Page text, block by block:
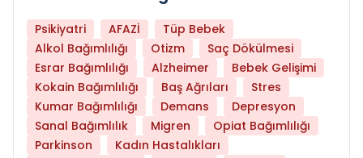
Psikiyatri AFAZİ
Tüp Bebek
Alkol Bağımlılığı
Otizm
Saç Dökülmesi
Esrar Bağımlılığı
Alzheimer
Bebek Gelişimi
Kokain Bağımlılığı
Baş Ağrıları
Stres
Kumar Bağımlılığı
Demans
Depresyon
Sanal Bağımlılık
Migren
Opiat Bağımlılığı
Parkinson
Kadın Hastalıkları